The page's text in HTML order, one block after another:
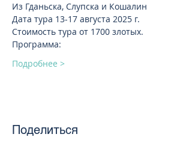
Из Гданьска, Слупска и Кошалин
Дата тура 13-17 августа 2025 г.
Стоимость тура от 1700 злотых.
Программа:
Подробнее >
Поделиться